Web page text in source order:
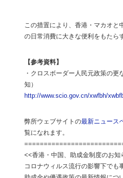
この措置により、香港・マカオと
の日常消費に大きな便利をもたら
【参考資料】
・クロスボーダー人民元政策の
知）
http://www.scio.gov.cn/xwfbh/
弊所ウェブサイトの最新ニュース
覧になれます。
<<香港・中国、助成金制度のお知
コロナウィルス流行の影響下でも